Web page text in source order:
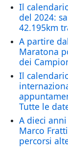
Il
del 2024:
42.195km
A partire
Maratona
dei
Il
Tutte le
A dieci
Marco
percorsi